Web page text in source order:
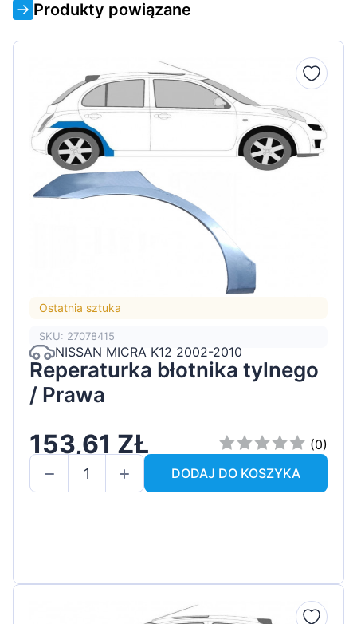
Produkty powiązane
Ostatnia sztuka
SKU: 27078415
NISSAN MICRA K12 2002-2010
Reperaturka błotnika tylnego
/ Prawa
153,61 ZŁ
(0)
DODAJ DO KOSZYKA